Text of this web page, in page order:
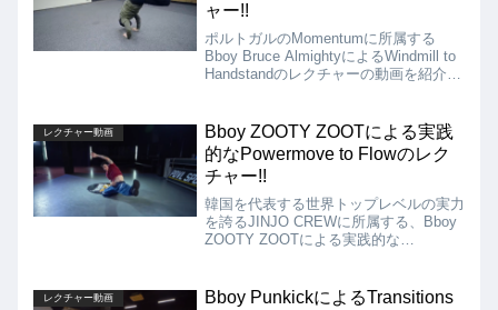
ャー!!
ポルトガルのMomentumに所属する
Bboy Bruce AlmightyによるWindmill to
Handstandのレクチャーの動画を紹介し
うになるとBboyとしてのレベルが1段上
に上がります!!
レクチャー動画
Bboy ZOOTY ZOOTによる実践
的なPowermove to Flowのレク
チャー!!
韓国を代表する世界トップレベルの実力
を誇るJINJO CREWに所属する、Bboy
ZOOTY ZOOTによる実践的な
教えてくれていますが、自身がバトルで
レクチャー動画
Bboy PunkickによるTransitions